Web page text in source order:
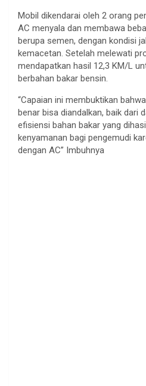
Mobil dikendarai oleh 2 orang
AC menyala dan membawa
berupa semen, dengan kondisi
kemacetan. Setelah melewati
mendapatkan hasil 12,3 KM/L
berbahan bakar bensin.
“Capaian ini membuktikan bahwa
benar bisa diandalkan, baik dari
efisiensi bahan bakar yang
kenyamanan bagi pengemudi
dengan AC” Imbuhnya